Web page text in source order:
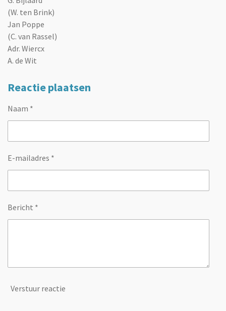
(W. ten Brink)
Jan Poppe
(C. van Rassel)
Adr. Wiercx
A. de Wit
Reactie plaatsen
Naam *
E-mailadres *
Bericht *
Verstuur reactie